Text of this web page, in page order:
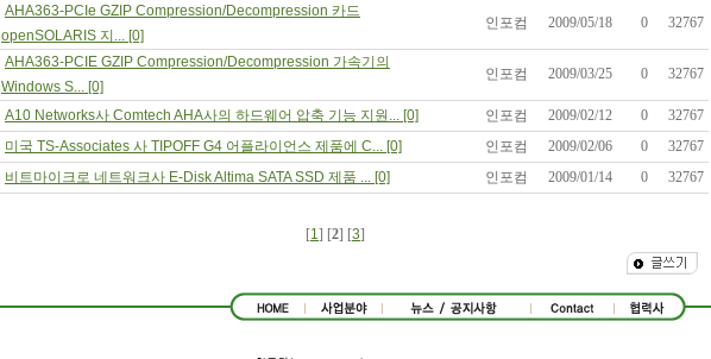
AHA363-PCIe GZIP Compression/Decompression 카드
openSOLARIS 지... [0]
인포컴 2009/05/18 0 32767
AHA363-PCIE GZIP Compression/Decompression 가속기의
Windows S... [0]
인포컴 2009/03/25 0 32767
A10 Networks사 Comtech AHA사의 하드웨어 압축 기능 지원... [0] 인포컴 2009/02/12 0
32767
미국 TS-Associates 사 TIPOFF G4 어플라이언스 제품에 C... [0] 인포컴 2009/02/06 0
32767
비트마이크로 네트워크사 E-Disk Altima SATA SSD 제품 ... [0] 인포컴 2009/01/14 0 32767
[1 ] [2] [3]